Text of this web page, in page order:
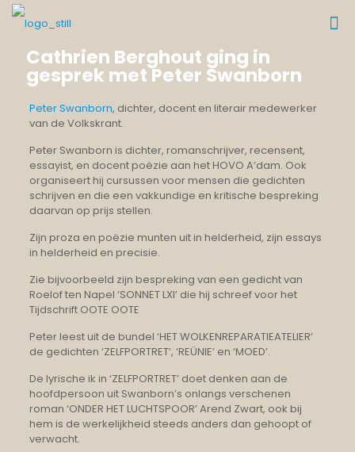
Cathrien Berghout ging in
gesprek met Peter Swanborn
Peter Swanborn, dichter, docent en literair medewerker
van de Volkskrant.
Peter Swanborn is dichter, romanschrijver, recensent,
essayist, en docent poëzie aan het HOVO A’dam. Ook
organiseert hij cursussen voor mensen die gedichten
schrijven en die een vakkundige en kritische bespreking
daarvan op prijs stellen.
Zijn proza en poëzie munten uit in helderheid, zijn essays
in helderheid en precisie.
Zie bijvoorbeeld zijn bespreking van een gedicht van
Roelof ten Napel ‘SONNET LXI’ die hij schreef voor het
Tijdschrift OOTE OOTE
Peter leest uit de bundel ‘HET WOLKENREPARATIEATELIER’
de gedichten ‘ZELFPORTRET’, ‘REÜNIE’ en ‘MOED’.
De lyrische ik in ‘ZELFPORTRET’ doet denken aan de
hoofdpersoon uit Swanborn’s onlangs verschenen
roman ‘ONDER HET LUCHTSPOOR’ Arend Zwart, ook bij
hem is de werkelijkheid steeds anders dan gehoopt of
verwacht.